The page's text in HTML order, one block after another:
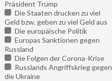
Präsident Trump
Die Staaten drucken zu viel
Geld bzw. geben zu viel Geld aus
Die europäische Politik
Europas Sanktionen gegen
Russland
Die Folgen der Corona-Krise
Russlands Angriffskrieg gegen
die Ukraine